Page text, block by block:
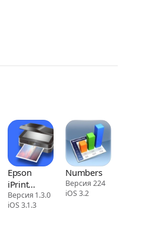
Epson
iPrint
iPhone/iPad
Версия 1.3.0
iOS 3.1.3
Numbers
Версия 224
iOS 3.2